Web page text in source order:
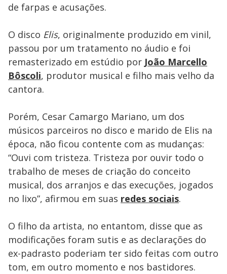
de farpas e acusações.
O disco Elis, originalmente produzido em vinil,
passou por um tratamento no áudio e foi
remasterizado em estúdio por João Marcello
Bôscoli, produtor musical e filho mais velho da
cantora.
Porém, Cesar Camargo Mariano, um dos
músicos parceiros no disco e marido de Elis na
época, não ficou contente com as mudanças:
“Ouvi com tristeza. Tristeza por ouvir todo o
trabalho de meses de criação do conceito
musical, dos arranjos e das execuções, jogados
no lixo”, afirmou em suas redes sociais.
O filho da artista, no entantom, disse que as
modificações foram sutis e as declarações do
ex-padrasto poderiam ter sido feitas com outro
tom, em outro momento e nos bastidores.